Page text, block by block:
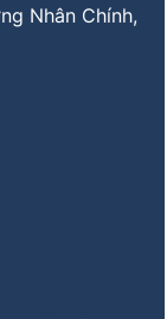
Nhân Chính,